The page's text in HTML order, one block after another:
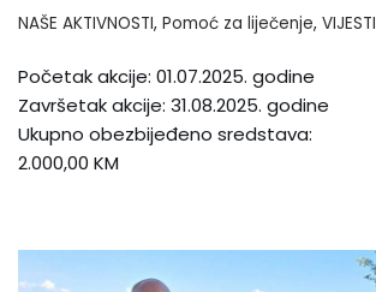
NAŠE AKTIVNOSTI, Pomoć za liječenje, VIJESTI
Početak akcije: 01.07.2025. godine
Završetak akcije: 31.08.2025. godine
Ukupno obezbijeđeno sredstava:
2.000,00 KM